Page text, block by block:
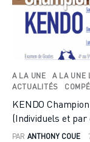
A LA UNE A LA UNE
ACTUALITÉS
KENDO
(Individuels et par
PAR ANTHONY COUE